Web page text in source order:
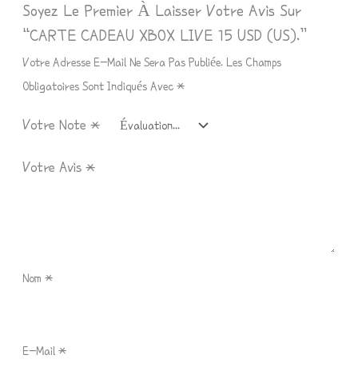
Soyez Le Premier À Laisser Votre Avis Sur
“CARTE CADEAU XBOX LIVE 15 USD (US).”
Votre Adresse E-Mail Ne Sera Pas Publiée. Les Champs
Obligatoires Sont Indiqués Avec*
Votre Note*
Votre Avis*
Nom*
E-Mail*